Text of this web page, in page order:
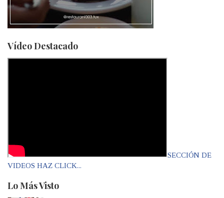
Vídeo Destacado
SECCIÓN DE
VIDEOS HAZ CLICK...
Lo Más Visto